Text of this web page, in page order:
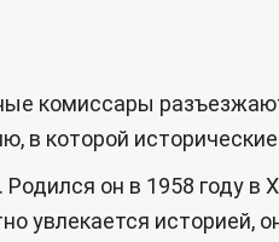
комиссары
которой
он в 1958 году в
историей,